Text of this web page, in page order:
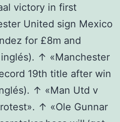
victory in first
United sign Mexico
for £8m and
↑ «Manchester
19th title after win
↑ «Man Utd v
↑ «Ole Gunnar